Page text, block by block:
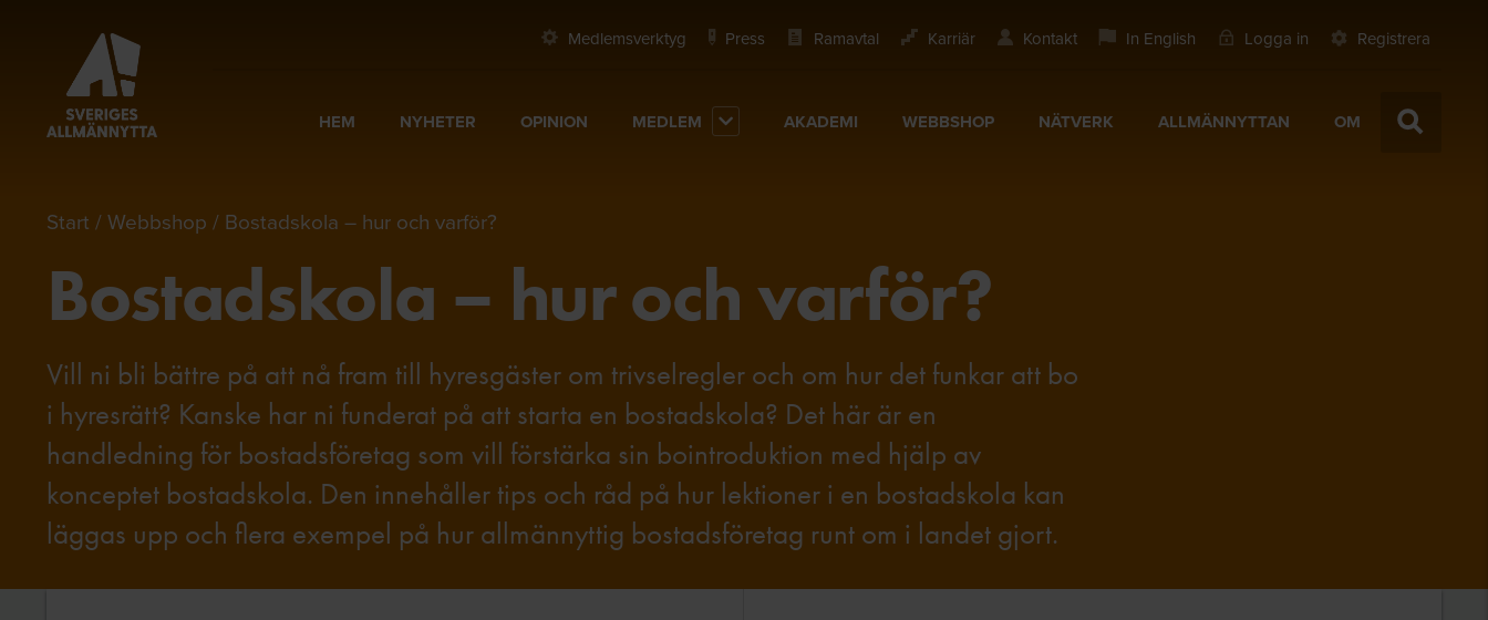
Medlemsverktyg Press Ramavtal Karriär Kontakt In English Logga in Registrera
HEM NYHETER OPINION MEDLEM AKADEMI WEBBSHOP NÄTVERK ALLMÄNNYTTAN OM
Start Webbshop Bostadskola – hur och varför?
Bostadskola – hur och varför?
Vill ni bli bättre på att nå fram till hyresgäster om trivselregler och om hur det funkar att bo
i hyresrätt? Kanske har ni funderat på att starta en bostadskola? Det här är en
handledning för bostadsföretag som vill förstärka sin bointroduktion med hjälp av
konceptet bostadskola. Den innehåller tips och råd på hur lektioner i en bostadskola kan
läggas upp och flera exempel på hur allmännyttig bostadsföretag runt om i landet gjort.